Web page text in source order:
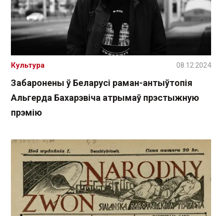
Забаронены ў Беларусі раман-антыўтопія
Альгерда Бахарэвіча атрымаў прэстыжную
прэмію
Культура 08.12.2024